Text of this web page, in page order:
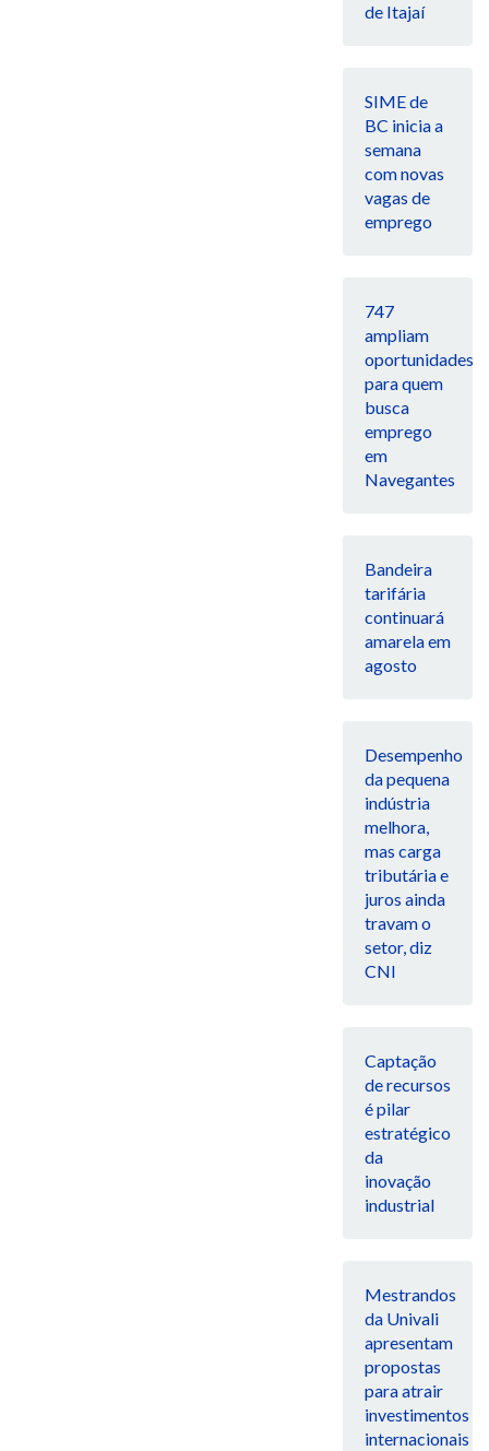
de Itajaí
SIME de
BC inicia a
semana
com novas
vagas de
emprego
747
ampliam
oportunidades
para quem
busca
emprego
em
Navegantes
Bandeira
tarifária
continuará
amarela em
agosto
Desempenho
da pequena
indústria
melhora,
mas carga
tributária e
juros ainda
travam o
setor, diz
CNI
Captação
de recursos
é pilar
estratégico
da
inovação
industrial
Mestrandos
da Univali
apresentam
propostas
para atrair
investimentos
internacionais